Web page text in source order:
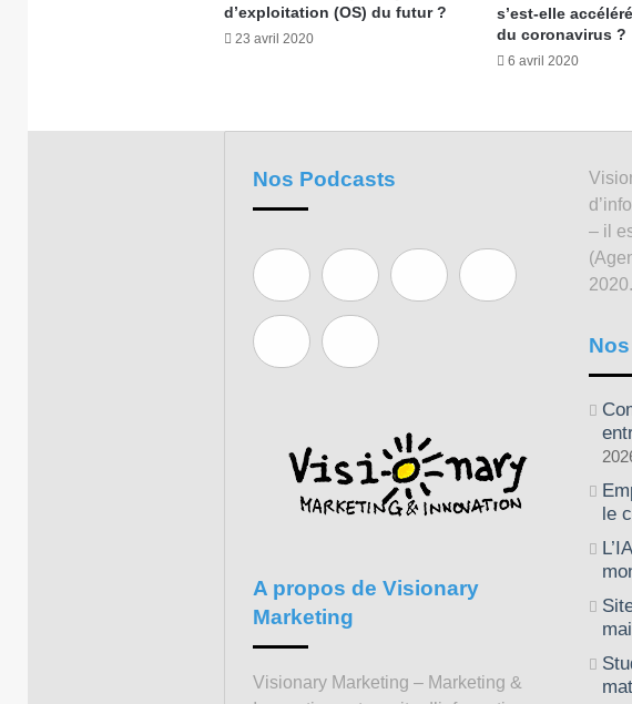
d’exploitation (OS) du futur ?
23 avril 2020
s’est-elle
du coronavirus ?
6 avril 2020
Nos Podcasts
A propos de Visionary
Marketing
Visionary Marketing – Marketing &
– il
2020.
le